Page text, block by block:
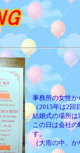
事務所の女性
（2015年は2回
結婚式の場所
この日は会社
す。
（大雨の中、